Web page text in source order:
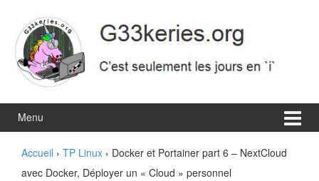
contenu
menu
principal
Menu
Accueil › TP Linux › Docker et Portainer part 6 – NextCloud
avec Docker, Déployer un « Cloud » personnel